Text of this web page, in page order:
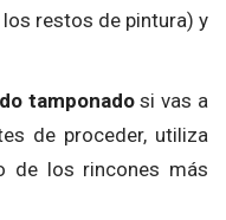
restos de pintura) y
tamponadosi vas a
de proceder, utiliza
de los rincones más